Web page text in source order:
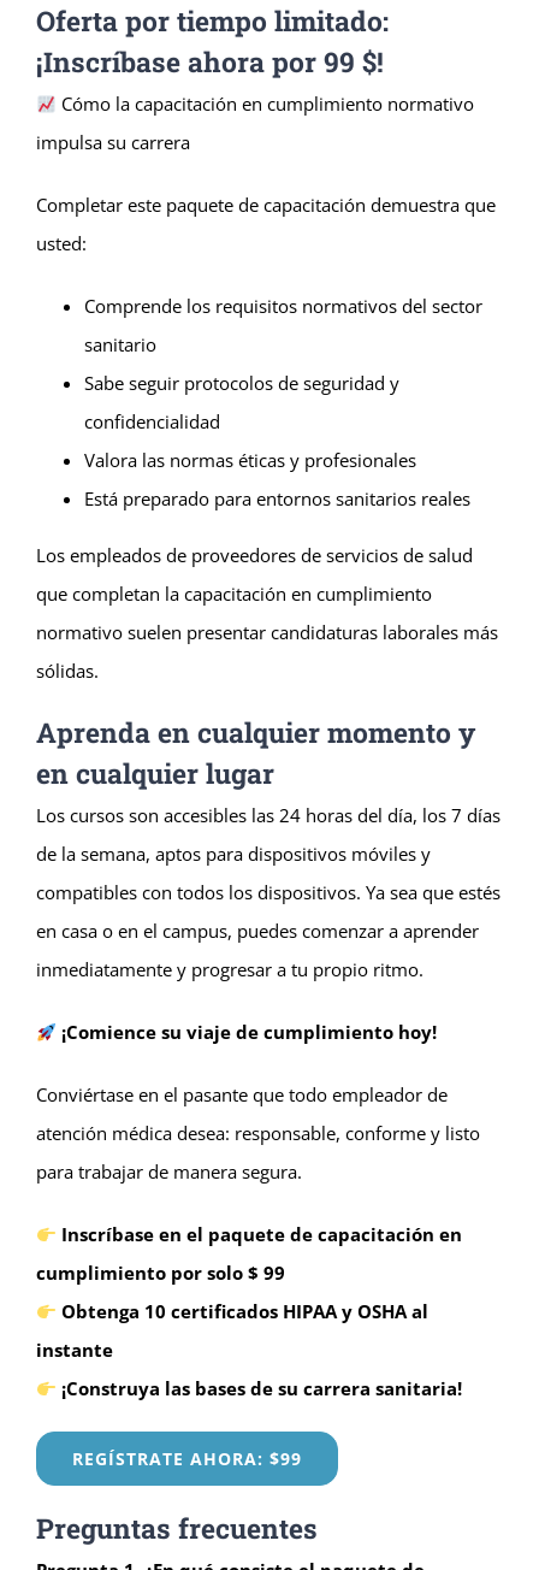
Oferta por tiempo limitado:
¡Inscríbase ahora por 99 $!
Cómo la capacitación en cumplimiento normativo
impulsa su carrera
Completar este paquete de capacitación demuestra que
usted:
Comprende los requisitos normativos del sector
sanitario
Sabe seguir protocolos de seguridad y
confidencialidad
Valora las normas éticas y profesionales
Está preparado para entornos sanitarios reales
Los empleados de proveedores de servicios de salud
que completan la capacitación en cumplimiento
normativo suelen presentar candidaturas laborales más
sólidas.
Aprenda en cualquier momento y
en cualquier lugar
Los cursos son accesibles las 24 horas del día, los 7 días
de la semana, aptos para dispositivos móviles y
compatibles con todos los dispositivos. Ya sea que estés
en casa o en el campus, puedes comenzar a aprender
inmediatamente y progresar a tu propio ritmo.
¡Comience su viaje de cumplimiento hoy!
Conviértase en el pasante que todo empleador de
atención médica desea: responsable, conforme y listo
para trabajar de manera segura.
Inscríbase en el paquete de capacitación en
cumplimiento por solo $ 99
Obtenga 10 certificados HIPAA y OSHA al
instante
¡Construya las bases de su carrera sanitaria!
REGÍSTRATE AHORA: $99
Preguntas frecuentes